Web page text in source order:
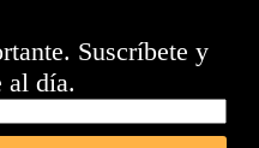
Suscríbete y
al día.